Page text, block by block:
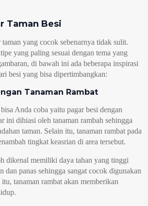
Taman Besi
yang cocok sebenarnya tidak sulit.
yang paling sesuai dengan tema yang
di bawah ini ada beberapa inspirasi
besi yang bisa dipertimbangkan:
Tanaman Rambat
Anda coba yaitu pagar besi dengan
ini dihiasi oleh tanaman rambah sehingga
taman. Selain itu, tanaman rambat pada
tingkat keasrian di area tersebut.
dikenal memiliki daya tahan yang tinggi
dan panas sehingga sangat cocok digunakan
tanaman rambat akan memberikan